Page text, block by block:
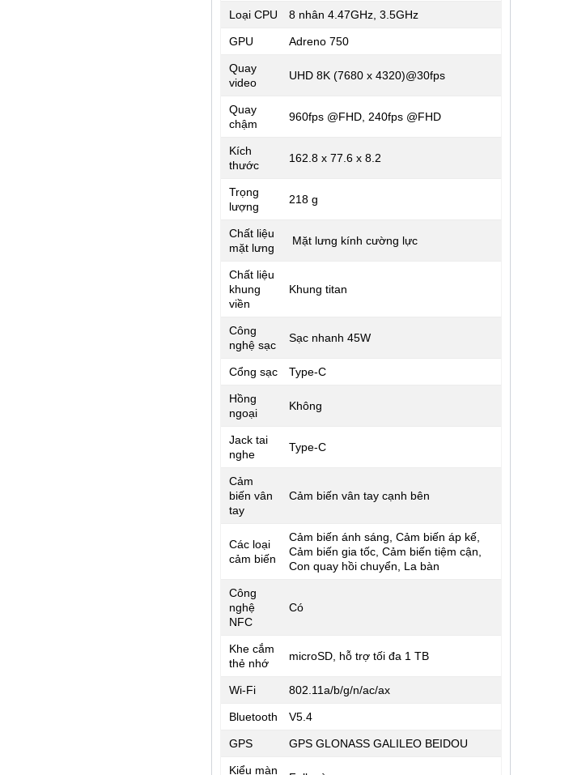
Loại CPU 8 nhân 4.47GHz, 3.5GHz
GPU Adreno 750
Quay
video
UHD 8K (7680 x 4320)@30fps
Quay
chậm
960fps @FHD, 240fps @FHD
Kích
thước
162.8 x 77.6 x 8.2
Trọng
lượng
218 g
Chất liệu
mặt lưng
Mặt lưng kính cường lực
Chất liệu
khung
viền
Khung titan
Công
nghệ sạc
Sạc nhanh 45W
Cổng sạc Type-C
Hồng
ngoại
Không
Jack tai
nghe
Type-C
Cảm
biến vân
tay
Cảm biến vân tay cạnh bên
Các loại
cảm biến
Cảm biến ánh sáng, Cảm biến áp kế,
Cảm biến gia tốc, Cảm biến tiệm cận,
Con quay hồi chuyển, La bàn
Công
nghệ
NFC
Có
Khe cắm
thẻ nhớ
microSD, hỗ trợ tối đa 1 TB
Wi-Fi 802.11a/b/g/n/ac/ax
Bluetooth V5.4
GPS GPS GLONASS GALILEO BEIDOU
Kiểu màn